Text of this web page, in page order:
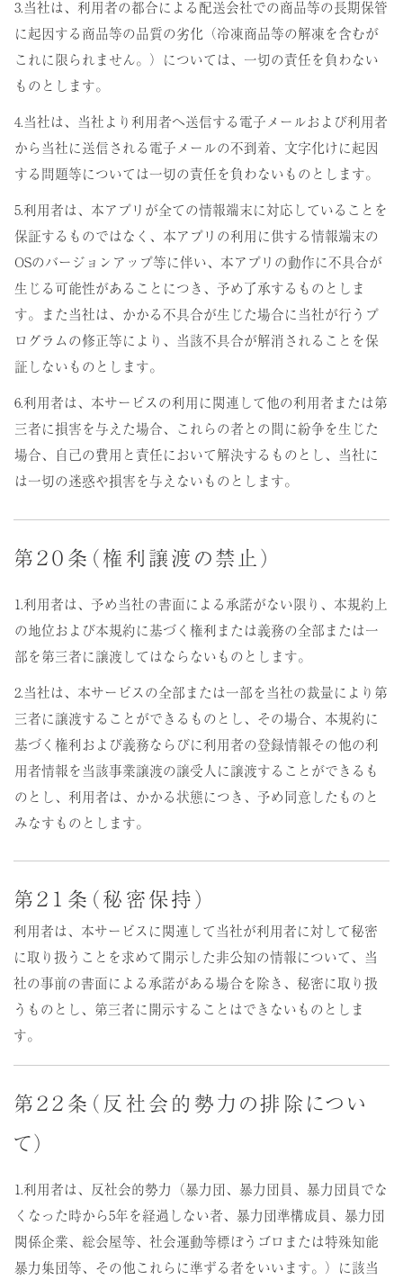
3.当社は、利用者の都合による配送会社での商品等の長期保管
に起因する商品等の品質の劣化（冷凍商品等の解凍を含むが
これに限られません。）については、一切の責任を負わない
ものとします。
4.当社は、当社より利用者へ送信する電子メールおよび利用者
から当社に送信される電子メールの不到着、文字化けに起因
する問題等については一切の責任を負わないものとします。
5.利用者は、本アプリが全ての情報端末に対応していることを
保証するものではなく、本アプリの利用に供する情報端末の
OSのバージョンアップ等に伴い、本アプリの動作に不具合が
生じる可能性があることにつき、予め了承するものとしま
す。また当社は、かかる不具合が生じた場合に当社が行うプ
ログラムの修正等により、当該不具合が解消されることを保
証しないものとします。
6.利用者は、本サービスの利用に関連して他の利用者または第
三者に損害を与えた場合、これらの者との間に紛争を生じた
場合、自己の費用と責任において解決するものとし、当社に
は一切の迷惑や損害を与えないものとします。
第２０条（権利譲渡の禁止）
1.利用者は、予め当社の書面による承諾がない限り、本規約上
の地位および本規約に基づく権利または義務の全部または一
部を第三者に譲渡してはならないものとします。
2.当社は、本サービスの全部または一部を当社の裁量により第
三者に譲渡することができるものとし、その場合、本規約に
基づく権利および義務ならびに利用者の登録情報その他の利
用者情報を当該事業譲渡の譲受人に譲渡することができるも
のとし、利用者は、かかる状態につき、予め同意したものと
みなすものとします。
第２１条（秘密保持）
利用者は、本サービスに関連して当社が利用者に対して秘密
に取り扱うことを求めて開示した非公知の情報について、当
社の事前の書面による承諾がある場合を除き、秘密に取り扱
うものとし、第三者に開示することはできないものとしま
す。
第２２条（反社会的勢力の排除につい
て）
1.利用者は、反社会的勢力（暴力団、暴力団員、暴力団員でな
くなった時から5年を経過しない者、暴力団準構成員、暴力団
関係企業、総会屋等、社会運動等標ぼうゴロまたは特殊知能
暴力集団等、その他これらに準ずる者をいいます。）に該当